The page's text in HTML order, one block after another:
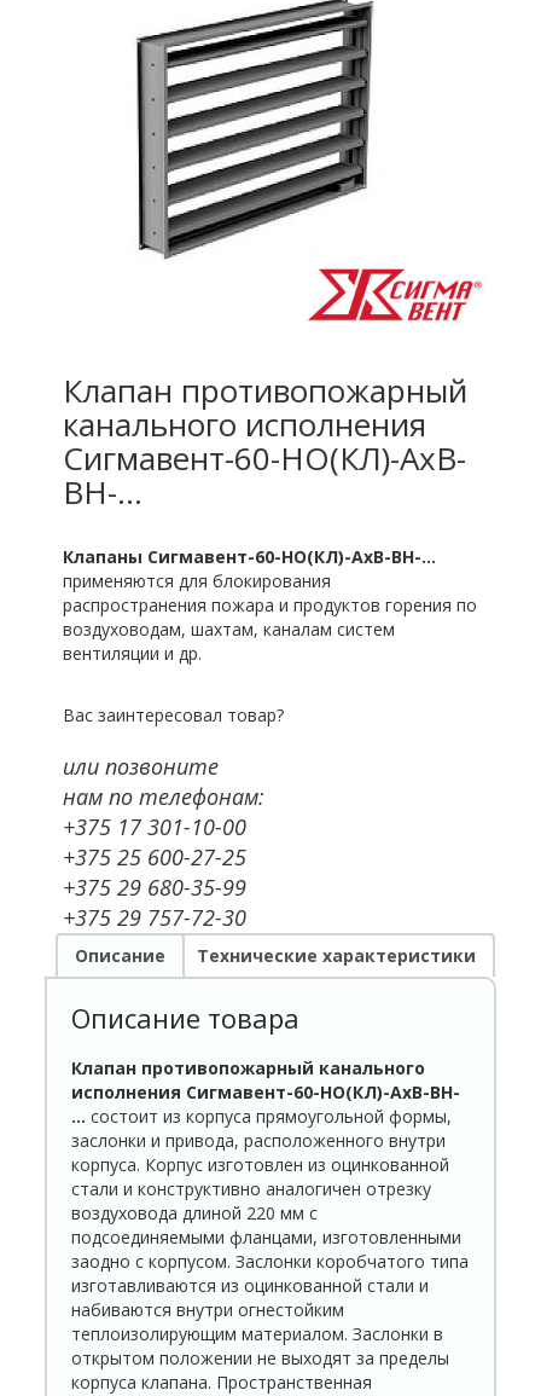
Клапан противопожарный
канального исполнения
Сигмавент-60-НО(КЛ)-АхВ-
ВН-…
Клапаны Сигмавент-60-НО(КЛ)-АхВ-ВН-…
применяются для блокирования
распространения пожара и продуктов горения по
воздуховодам, шахтам, каналам систем
вентиляции и др.
Вас заинтересовал товар?
или позвоните
нам по телефонам:
+375 17 301-10-00
+375 25 600-27-25
+375 29 680-35-99
+375 29 757-72-30
Описание Технические характеристики
Описание товара
Клапан противопожарный канального
исполнения Сигмавент-60-НО(КЛ)-АхВ-ВН-
… состоит из корпуса прямоугольной формы,
заслонки и привода, расположенного внутри
корпуса. Корпус изготовлен из оцинкованной
стали и конструктивно аналогичен отрезку
воздуховода длиной 220 мм с
подсоединяемыми фланцами, изготовленными
заодно с корпусом. Заслонки коробчатого типа
изготавливаются из оцинкованной стали и
набиваются внутри огнестойким
теплоизолирующим материалом. Заслонки в
открытом положении не выходят за пределы
корпуса клапана. Пространственная